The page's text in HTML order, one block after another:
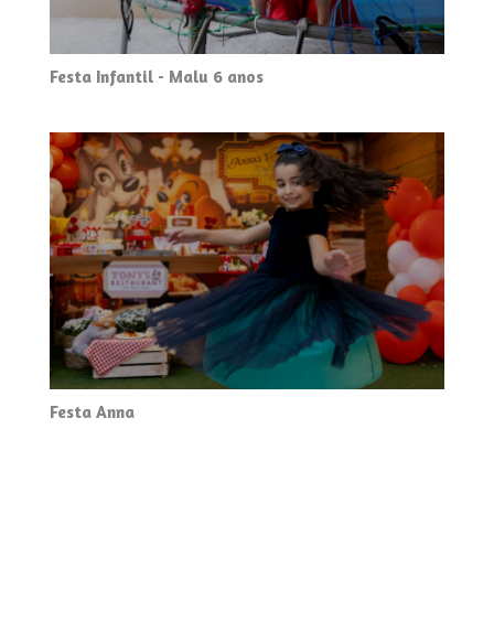
Festa Infantil - Malu 6 anos
Festa Anna